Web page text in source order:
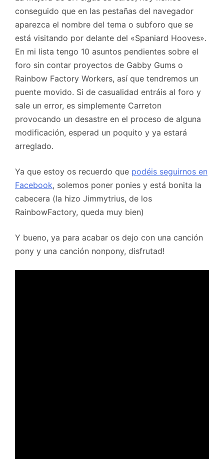
conseguido que en las pestañas del navegador
aparezca el nombre del tema o subforo que se
está visitando por delante del «Spaniard Hooves».
En mi lista tengo 10 asuntos pendientes sobre el
foro sin contar proyectos de Gabby Gums o
Rainbow Factory Workers, así que tendremos un
puente movido. Si de casualidad entráis al foro y
sale un error, es simplemente Carreton
provocando un desastre en el proceso de alguna
modificación, esperad un poquito y ya estará
arreglado.
Ya que estoy os recuerdo que podéis seguirnos en
Facebook, solemos poner ponies y está bonita la
cabecera (la hizo Jimmytrius, de los
RainbowFactory, queda muy bien)
Y bueno, ya para acabar os dejo con una canción
pony y una canción nonpony, disfrutad!